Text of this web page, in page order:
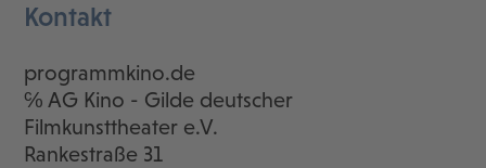
Kontakt
programmkino.de
℅ AG Kino - Gilde deutscher
Filmkunsttheater e.V.
Rankestraße 31